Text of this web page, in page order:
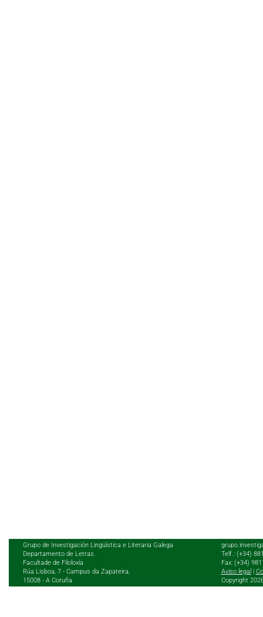
Grupo de Investigación Lingüística e Literaria Galega
Departamento de Letras.
Facultade de Filoloxía
Rúa Lisboa, 7 - Campus da Zapateira,
15008 - A Coruña
Telf.: (+34)
Fax: (+34)
Aviso legal
Copyright